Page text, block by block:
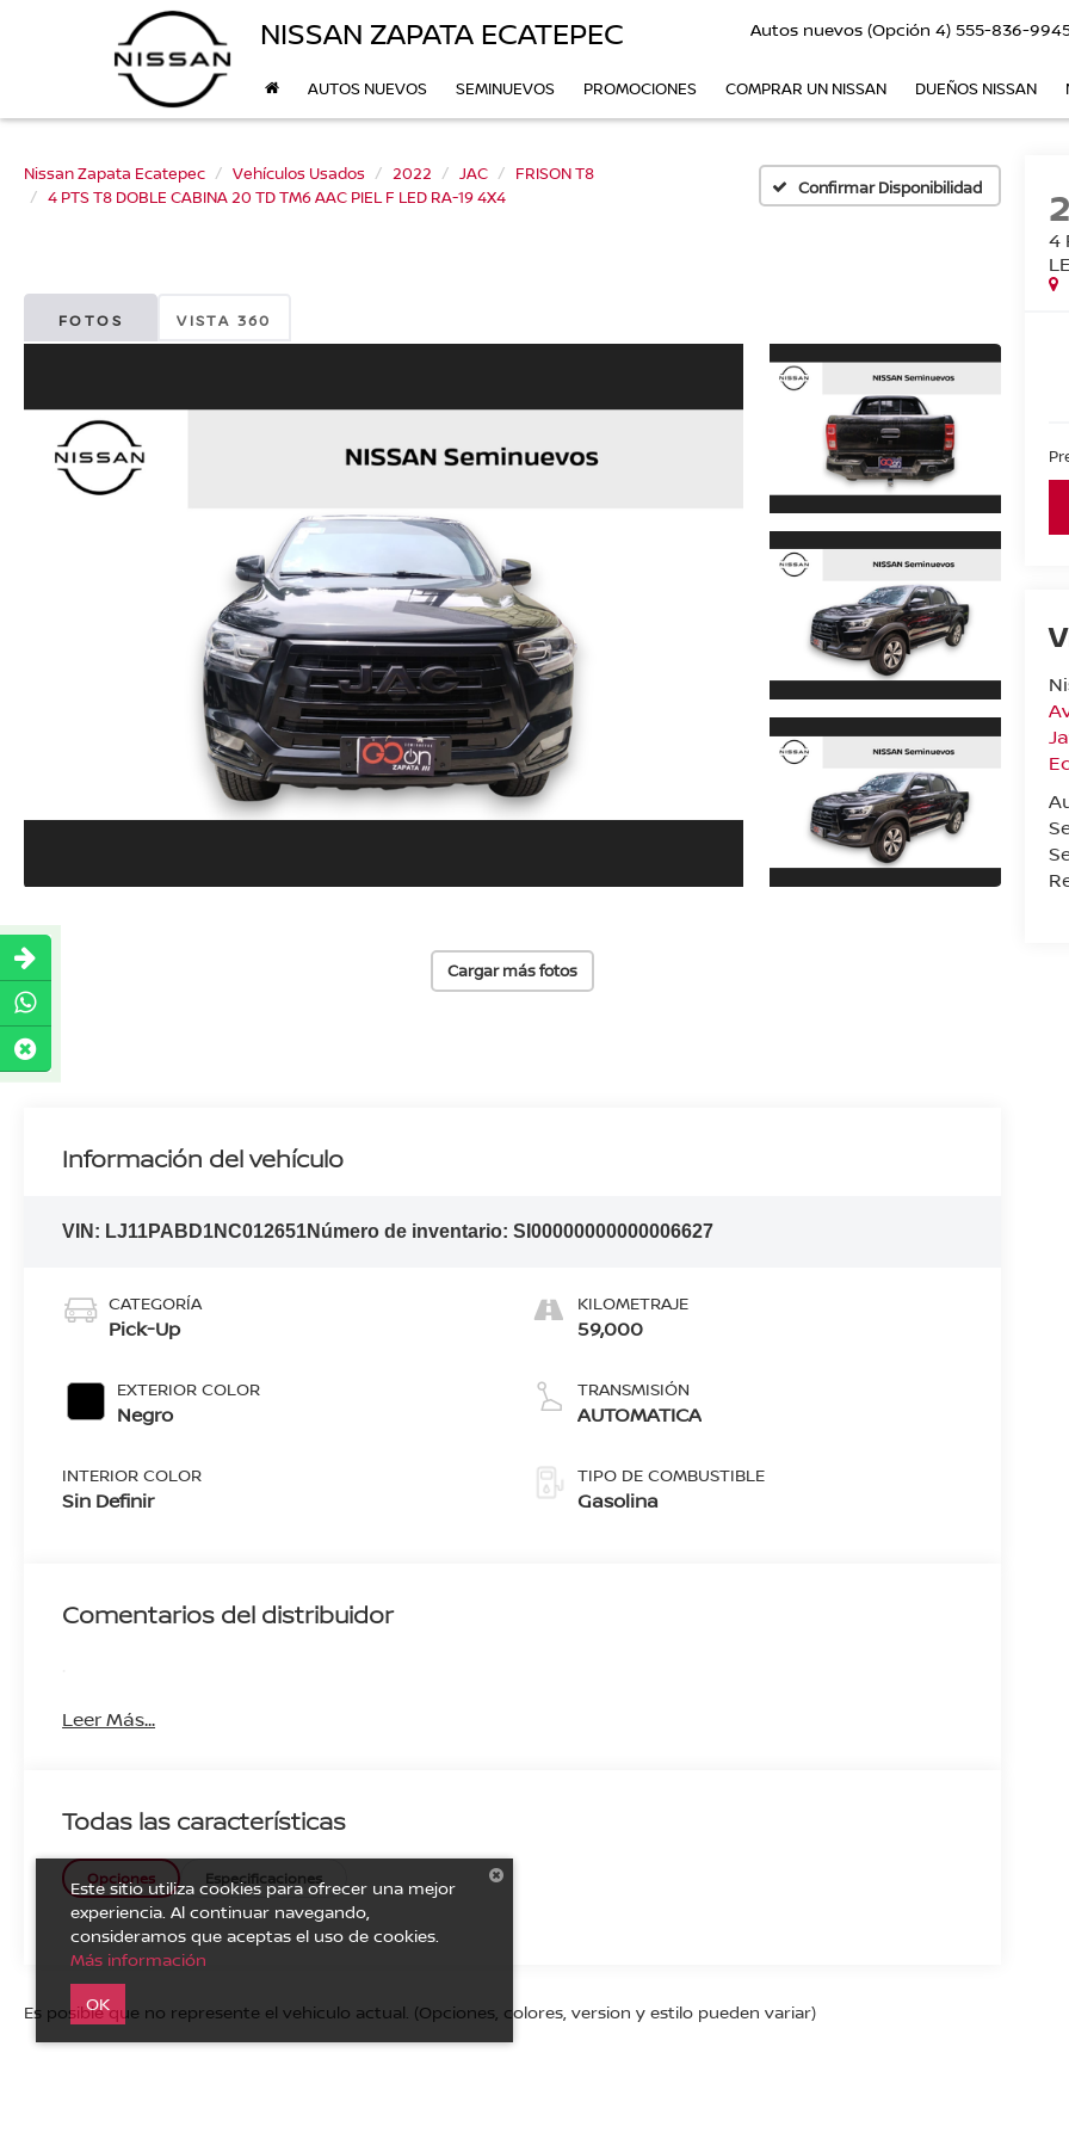
NISSAN ZAPATA ECATEPEC Autos nuevos (Opción 4) 555-836-
AUTOS NUEVOS SEMINUEVOS PROMOCIONES COMPRAR UN NISSAN DUEÑOS NISSAN
Nissan Zapata Ecatepec Vehículos Usados 2022 JAC
FRISON T8
4 PTS T8 DOBLE CABINA 20 TD TM6 AAC PIEL F LED RA-19 4X4
Confirmar Disponibilidad
FOTOS VISTA 360
Cargar más fotos
4
Información del vehículo
VIN: LJ11PABD1NC012651Número de inventario:SI00000000000006627
CATEGORÍA
Pick-Up
EXTERIOR COLOR
Negro
INTERIOR COLOR
Sin Definir
KILOMETRAJE
59,000
TRANSMISIÓN
AUTOMATICA
TIPO DE COMBUSTIBLE
Gasolina
Comentarios del distribuidor
Leer Más...
Todas las características
Opciones Especificaciones
Es posible que no represente el vehiculo actual. (Opciones, colores, version y estilo pueden variar)
Este sitio utiliza cookies para ofrecer una mejor
experiencia. Al continuar navegando,
consideramos que aceptas el uso de cookies.
Más información
OK